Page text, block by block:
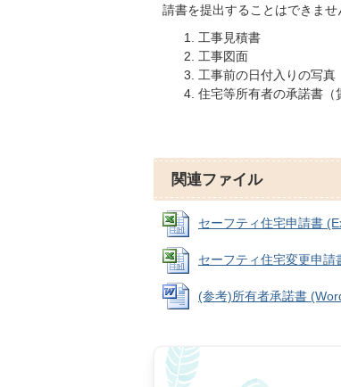
請書を提出することはできませ
工事見積書
工事図面
工事前の日付入りの写真
住宅等所有者の承諾書（
関連ファイル
セーフティ住宅申請書
セーフティ住宅変更申
(参考)所有者承諾書